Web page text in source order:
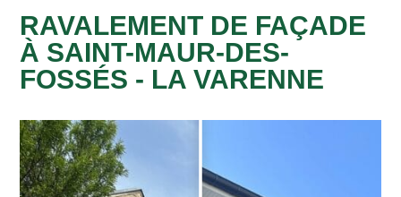
RAVALEMENT DE FAÇADE
À SAINT-MAUR-DES-
FOSSÉS - LA VARENNE